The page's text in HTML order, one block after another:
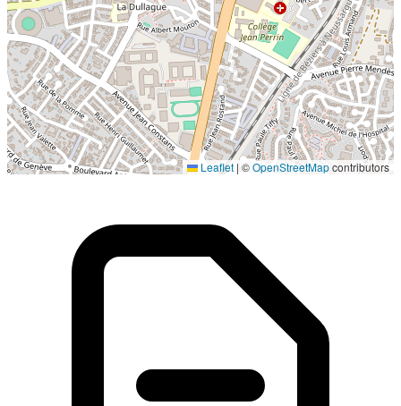
Localisation en cours...
Leaflet | ©OpenStreetMapcontributors